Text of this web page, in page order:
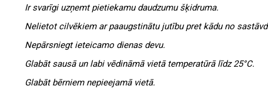
Ir svarīgi uzņemt pietiekamu daudzumu šķidruma.
Nelietot cilvēkiem ar paaugstinātu jutību pret kādu no
Nepārsniegt ieteicamo dienas devu.
Glabāt sausā un labi vēdināmā vietā temperatūrā līdz 25°C.
Glabāt bērniem nepieejamā vietā.